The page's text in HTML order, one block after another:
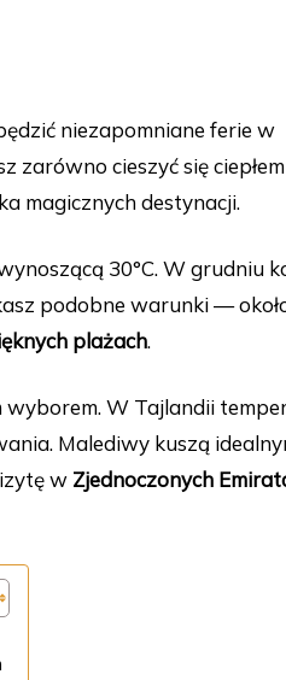
niezapomniane ferie w
zarówno cieszyć się
magicznych destynacji.
30°C. W grudniu
podobne warunki —
plażach.
wyborem. W Tajlandii
Malediwy kuszą
w Zjednoczonych